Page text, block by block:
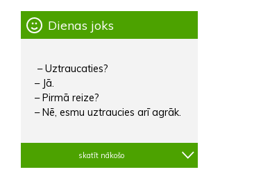
Dienas joks
– Uztraucaties?
– Jā.
– Pirmā reize?
– Nē, esmu uztraucies arī agrāk.
skatīt nākošo